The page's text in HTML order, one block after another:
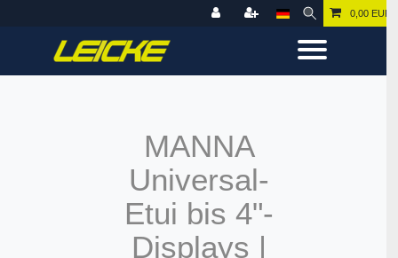
0,00 EUR
MANNA
Universal-
Etui bis 4"-
Displays |